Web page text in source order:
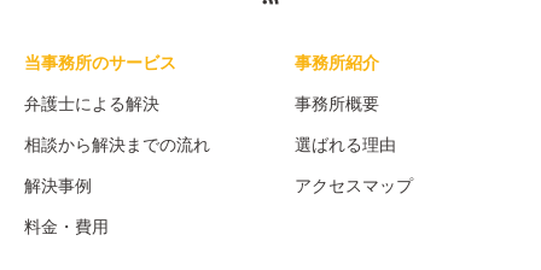
当事務所のサービス
弁護士による解決
相談から解決までの流れ
解決事例
料金・費用
事務所紹介
事務所概要
選ばれる理由
アクセスマップ